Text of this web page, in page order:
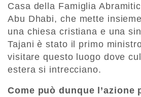
Casa della Famiglia
Abu Dhabi, che mette
una chiesa cristiana e una
Tajani è stato il primo
visitare questo luogo dove
estera si intrecciano.
Come può dunque l’azione